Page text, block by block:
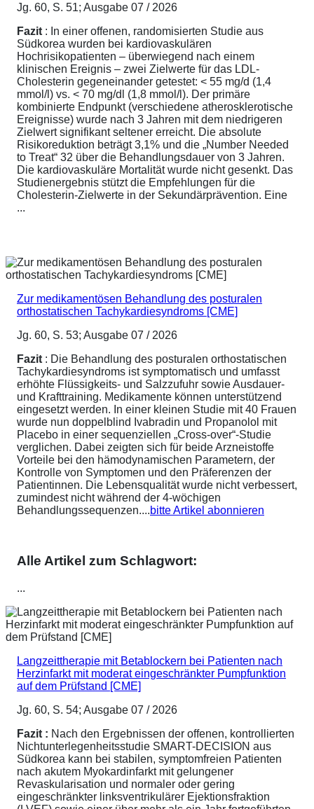
Jg. 60, S. 51; Ausgabe 07 / 2026
Fazit : In einer offenen, randomisierten Studie aus
Südkorea wurden bei kardiovaskulären
Hochrisikopatienten – überwiegend nach einem
klinischen Ereignis – zwei Zielwerte für das LDL-
Cholesterin gegeneinander getestet: < 55 mg/d (1,4
mmol/l) vs. < 70 mg/dl (1,8 mmol/l). Der primäre
kombinierte Endpunkt (verschiedene atherosklerotische
Ereignisse) wurde nach 3 Jahren mit dem niedrigeren
Zielwert signifikant seltener erreicht. Die absolute
Risikoreduktion beträgt 3,1% und die „Number Needed
to Treat“ 32 über die Behandlungsdauer von 3 Jahren.
Die kardiovaskuläre Mortalität wurde nicht gesenkt. Das
Studienergebnis stützt die Empfehlungen für die
Cholesterin-Zielwerte in der Sekundärprävention. Eine
...
Zur medikamentösen Behandlung des posturalen
orthostatischen Tachykardiesyndroms [CME]
Jg. 60, S. 53; Ausgabe 07 / 2026
Fazit : Die Behandlung des posturalen orthostatischen
Tachykardiesyndroms ist symptomatisch und umfasst
erhöhte Flüssigkeits- und Salzzufuhr sowie Ausdauer-
und Krafttraining. Medikamente können unterstützend
eingesetzt werden. In einer kleinen Studie mit 40 Frauen
wurde nun doppelblind Ivabradin und Propanolol mit
Placebo in einer sequenziellen „Cross-over“-Studie
verglichen. Dabei zeigten sich für beide Arzneistoffe
Vorteile bei den hämodynamischen Parametern, der
Kontrolle von Symptomen und den Präferenzen der
Patientinnen. Die Lebensqualität wurde nicht verbessert,
zumindest nicht während der 4-wöchigen
Behandlungssequenzen....bitte Artikel abonnieren
Alle Artikel zum Schlagwort:
...
Langzeittherapie mit Betablockern bei Patienten nach
Herzinfarkt mit moderat eingeschränkter Pumpfunktion
auf dem Prüfstand [CME]
Jg. 60, S. 54; Ausgabe 07 / 2026
Fazit : Nach den Ergebnissen der offenen, kontrollierten
Nichtunterlegenheitsstudie SMART-DECISION aus
Südkorea kann bei stabilen, symptomfreien Patienten
nach akutem Myokardinfarkt mit gelungener
Revaskularisation und normaler oder gering
eingeschränkter linksventrikulärer Ejektionsfraktion